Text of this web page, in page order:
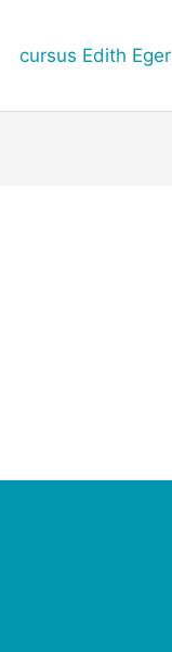
cursus Edith Eger